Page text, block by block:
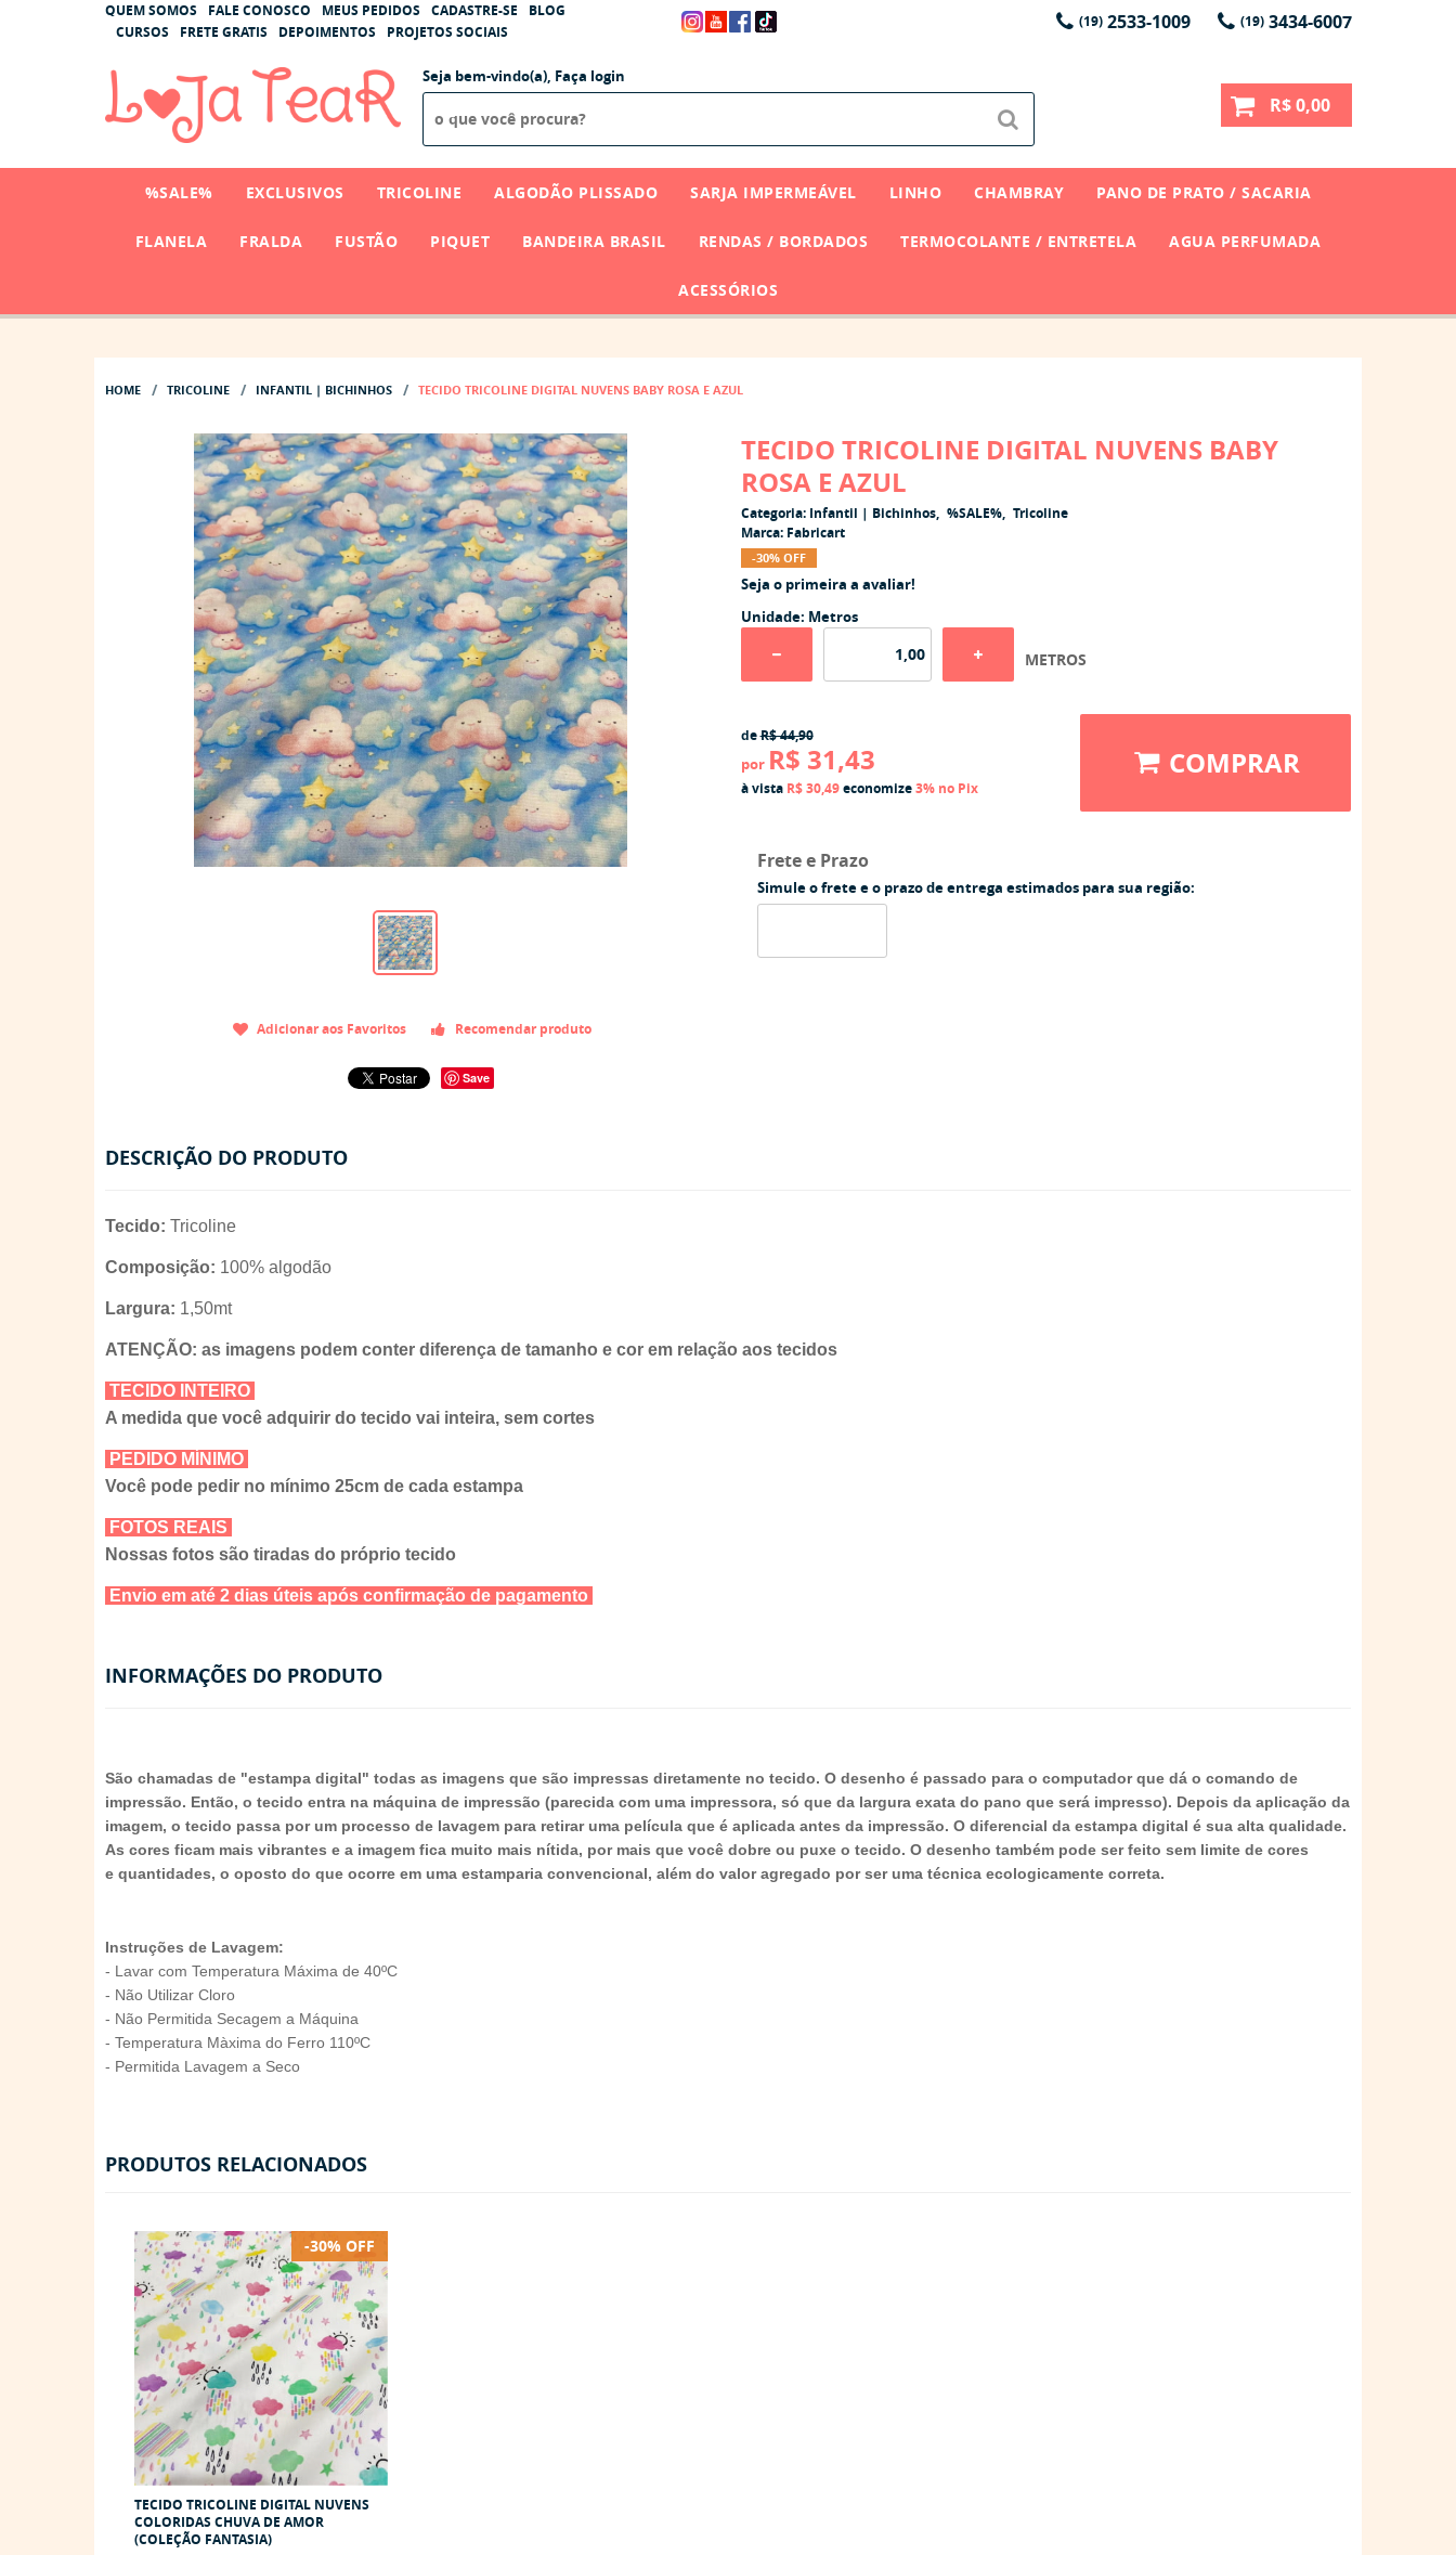
QUEM SOMOS FALE CONOSCO MEUS PEDIDOS CADASTRE-SE
BLOG
CURSOS
FRETE GRATIS DEPOIMENTOS PROJETOS SOCIAIS
(19)2533-1009 (19)3434-6007
Seja bem-vindo(a), Faça login
R$ 0,00
%SALE% EXCLUSIVOS TRICOLINE ALGODÃO PLISSADO SARJA IMPERMEÁVEL LINHO CHAMBRAY PANO DE PRATO / SACARIA
FLANELA FRALDA FUSTÃO PIQUET BANDEIRA BRASIL RENDAS / BORDADOS TERMOCOLANTE / ENTRETELA AGUA PERFUMADA
ACESSÓRIOS
HOME TRICOLINE INFANTIL | BICHINHOS TECIDO TRICOLINE DIGITAL NUVENS BABY ROSA E AZUL
Adicionar aos Favoritos Recomendar produto
Save
TECIDO TRICOLINE DIGITAL NUVENS BABY
ROSA E AZUL
Categoria: Infantil | Bichinhos %SALE%
Tricoline
Marca: Fabricart
-30% OFF
Seja o primeira a avaliar!
Unidade: Metros
METROS
deR$ 44,90
por R$ 31,43
à vista R$ 30,49economize3% no Pix
COMPRAR
Frete e Prazo
Simule o frete e o prazo de entrega estimados para sua região:
DESCRIÇÃO DO PRODUTO
Tecido: Tricoline
Composição: 100% algodão
Largura: 1,50mt
ATENÇÃO: as imagens podem conter diferença de tamanho e cor em relação aos tecidos
TECIDO INTEIRO
A medida que você adquirir do tecido vai inteira, sem cortes
PEDIDO MÍNIMO
Você pode pedir no mínimo 25cm de cada estampa
FOTOS REAIS
Nossas fotos são tiradas do próprio tecido
Envio em até 2 dias úteis após confirmação de pagamento
INFORMAÇÕES DO PRODUTO
São chamadas de "estampa digital" todas as imagens que são impressas diretamente no tecido. O desenho é passado para o computador que dá o comando de
impressão. Então, o tecido entra na máquina de impressão (parecida com uma impressora, só que da largura exata do pano que será impresso). Depois da aplicação da
imagem, o tecido passa por um processo de lavagem para retirar uma película que é aplicada antes da impressão. O diferencial da estampa digital é sua alta qualidade.
As cores ficam mais vibrantes e a imagem fica muito mais nítida, por mais que você dobre ou puxe o tecido. O desenho também pode ser feito sem limite de cores
e quantidades, o oposto do que ocorre em uma estamparia convencional, além do valor agregado por ser uma técnica ecologicamente correta.
Instruções de Lavagem:
- Lavar com Temperatura Máxima de 40ºC
- Não Utilizar Cloro
- Não Permitida Secagem a Máquina
- Temperatura Màxima do Ferro 110ºC
- Permitida Lavagem a Seco
PRODUTOS RELACIONADOS
-30% OFF
TECIDO TRICOLINE DIGITAL NUVENS
COLORIDAS CHUVA DE AMOR
(COLEÇÃO FANTASIA)